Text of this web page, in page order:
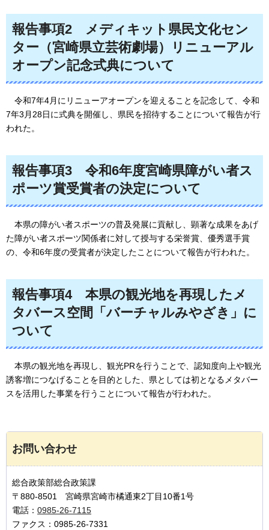
報告事項2
メディキット県民文化セン
ター（宮崎県立芸術劇場）リニューアル
オープン記念式典について
令和7年4月にリニューアオープンを迎えることを記念して、令和
7年3月28日に式典を開催し、県民を招待することについて報告が行
われた。
報告事項3
令和6年度宮崎県障がい者ス
ポーツ賞受賞者の決定について
本県の障がい者スポーツの普及発展に貢献し、顕著な成果をあげ
た障がい者スポーツ関係者に対して授与する栄誉賞、優秀選手賞
の、令和6年度の受賞者が決定したことについて報告が行われた。
報告事項4
本県の観光地を再現したメ
タバース空間「バーチャルみやざき」に
ついて
本県の観光地を再現し、観光PRを行うことで、認知度向上や観光
誘客増につなげることを目的とした、県としては初となるメタバー
スを活用した事業を行うことについて報告が行われた。
お問い合わせ
総合政策部総合政策課
〒880-8501 宮崎県宮崎市橘通東2丁目10番1号
電話： 0985-26-7115
ファクス：0985-26-7331